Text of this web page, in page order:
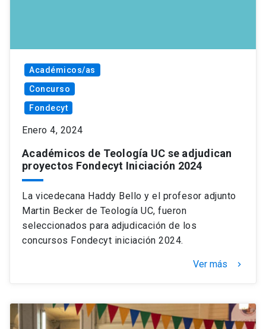
Académicos/as
Concurso
Fondecyt
Enero 4, 2024
Académicos de Teología UC se adjudican
proyectos Fondecyt Iniciación 2024
La vicedecana Haddy Bello y el profesor adjunto
Martin Becker de Teología UC, fueron
seleccionados para adjudicación de los
concursos Fondecyt iniciación 2024.
Ver más keyboard_arrow_right